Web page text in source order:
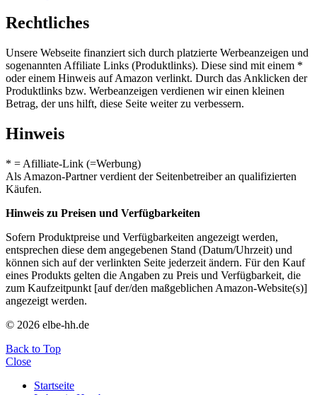
Rechtliches
Unsere Webseite finanziert sich durch platzierte Werbeanzeigen und
sogenannten Affiliate Links (Produktlinks). Diese sind mit einem *
oder einem Hinweis auf Amazon verlinkt. Durch das Anklicken der
Produktlinks bzw. Werbeanzeigen verdienen wir einen kleinen
Betrag, der uns hilft, diese Seite weiter zu verbessern.
Hinweis
* = Afilliate-Link (=Werbung)
Als Amazon-Partner verdient der Seitenbetreiber an qualifizierten
Käufen.
Hinweis zu Preisen und Verfügbarkeiten
Sofern Produktpreise und Verfügbarkeiten angezeigt werden,
entsprechen diese dem angegebenen Stand (Datum/Uhrzeit) und
können sich auf der verlinkten Seite jederzeit ändern. Für den Kauf
eines Produkts gelten die Angaben zu Preis und Verfügbarkeit, die
zum Kaufzeitpunkt [auf der/den maßgeblichen Amazon-Website(s)]
angezeigt werden.
© 2026 elbe-hh.de
Back to Top
Close
Startseite